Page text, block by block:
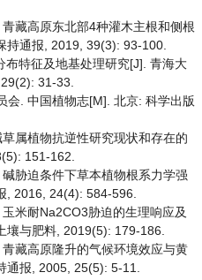
藏高原东北部4种灌木主根和侧根
持通报, 2019, 39(3): 93-100.
布特征及地基处理研究[J]. 青海大
31-33.
会. 中国植物志[M]. 北京: 科学出版
属植物抗逆性研究现状和存在的
151-162.
胁迫条件下草本植物根系力学强
, 2016, 24(4): 584-596.
米耐Na2CO3胁迫的生理响应及
壤与肥料, 2019(5): 179-186.
藏高原隆升的气候环境效应与黄
通报, 2005, 25(5): 5-11.